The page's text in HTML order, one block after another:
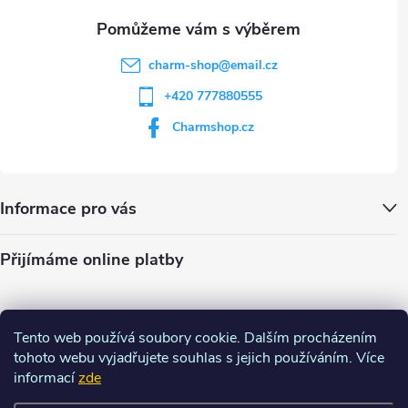
Tento web používá soubory cookie. Dalším procházením
tohoto webu vyjadřujete souhlas s jejich používáním. Více
informacízde
charm-shop@email.cz
+420 777880555
Charmshop.cz
Informace pro vás
Přijímáme online platby